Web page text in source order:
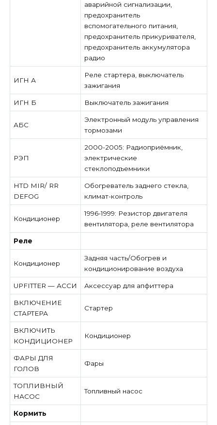
аварийной сигнализации,
предохранитель
вспомогательного питания,
предохранитель прикуривателя,
предохранитель аккумулятора
радио
ИГН А
Реле стартера, выключатель
зажигания
ИГН Б Выключатель зажигания
АБС
Электронный модуль управления
тормозами
РЭП
2000-2005: Радиоприёмник,
электрические
стеклоподъемники
HTD MIR/ RR
DEFOG
Обогреватель заднего стекла,
климат-контроль
Кондиционер
1996-1999: Резистор двигателя
вентилятора, реле вентилятора
Реле
Кондиционер
Задняя часть/Обогрев и
кондиционирование воздуха
UPFITTER — АССИ Аксессуар для апфиттера
ВКЛЮЧЕНИЕ
СТАРТЕРА
Стартер
ВКЛЮЧИТЬ
КОНДИЦИОНЕР
Кондиционер
ФАРЫ ДЛЯ
ГОЛОВ
Фары
ТОПЛИВНЫЙ
НАСОС
Топливный насос
Кормить